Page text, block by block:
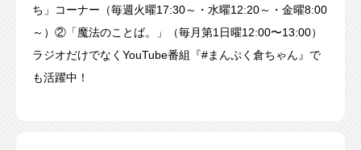
ち」コーナー（毎週火曜17:30～・水曜12:20～・金曜8:00
～）②「魔法のことば。」（毎月第1日曜12:00〜13:00）
ラジオだけでなくYouTube番組『#まんぷく倉ちゃん』で
も活躍中！